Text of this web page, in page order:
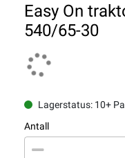
Easy On
540/65-30
Lagerstatus: 10+
Antall